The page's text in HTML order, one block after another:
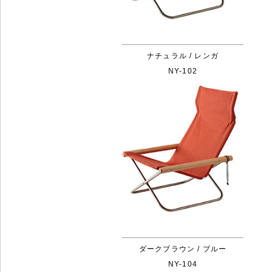
ナチュラル / レンガ
NY-102
ダークブラウン / ブルー
NY-104